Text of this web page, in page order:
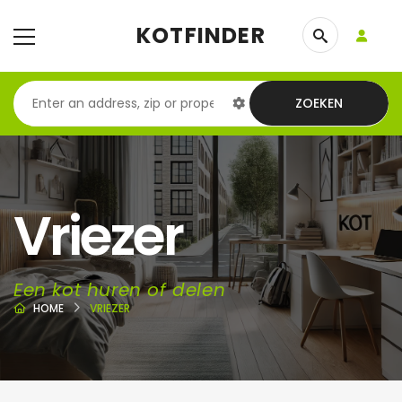
KOTFINDER
ZOEKEN
Vriezer
Een kot huren of delen
HOME VRIEZER